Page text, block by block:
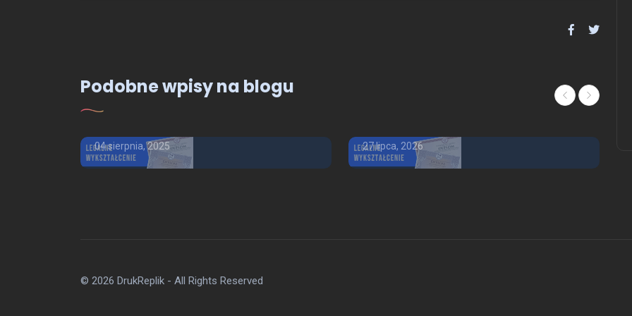
Podobne wpisy na blogu
Dyplom wykształcenie
wyższe i średnie
04 sierpnia, 2025
kolekcjonerskie dokumenty
kolekcjonerskie świadectwo
27 lipca, 2026
© 2026 DrukReplik - All Rights Reserved